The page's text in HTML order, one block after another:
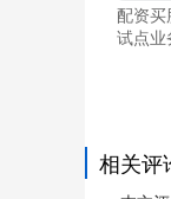
配资
试点
相关评